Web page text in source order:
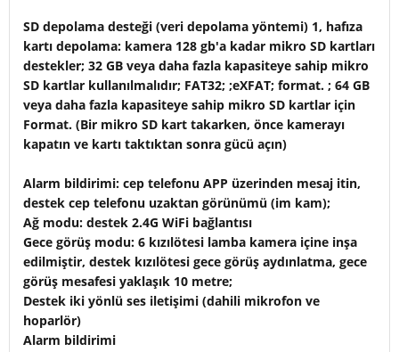
SD depolama desteği (veri depolama yöntemi) 1, hafıza
kartı depolama: kamera 128 gb'a kadar mikro SD kartları
destekler; 32 GB veya daha fazla kapasiteye sahip mikro
SD kartlar kullanılmalıdır; FAT32; ;eXFAT; format. ; 64 GB
veya daha fazla kapasiteye sahip mikro SD kartlar için
Format. (Bir mikro SD kart takarken, önce kamerayı
kapatın ve kartı taktıktan sonra gücü açın)
Alarm bildirimi: cep telefonu APP üzerinden mesaj itin,
destek cep telefonu uzaktan görünümü (im kam);
Ağ modu: destek 2.4G WiFi bağlantısı
Gece görüş modu: 6 kızılötesi lamba kamera içine inşa
edilmiştir, destek kızılötesi gece görüş aydınlatma, gece
görüş mesafesi yaklaşık 10 metre;
Destek iki yönlü ses iletişimi (dahili mikrofon ve
hoparlör)
Alarm bildirimi